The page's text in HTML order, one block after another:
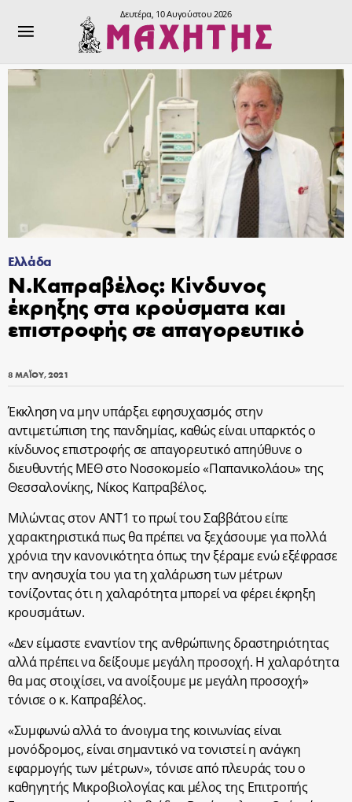
Δευτέρα, 10 Αυγούστου 2026
Ελλάδα
Ν.Καπραβέλος: Κίνδυνος
έκρηξης στα κρούσματα και
επιστροφής σε απαγορευτικό
8 ΜΑΪ́ΟΥ, 2021
Έκκληση να μην υπάρξει εφησυχασμός στην
αντιμετώπιση της πανδημίας, καθώς είναι υπαρκτός ο
κίνδυνος επιστροφής σε απαγορευτικό απηύθυνε ο
διευθυντής ΜΕΘ στο Νοσοκομείο «Παπανικολάου» της
Θεσσαλονίκης, Νίκος Καπραβέλος.
Μιλώντας στον ΑΝΤ1 το πρωί του Σαββάτου είπε
χαρακτηριστικά πως θα πρέπει να ξεχάσουμε για πολλά
χρόνια την κανονικότητα όπως την ξέραμε ενώ εξέφρασε
την ανησυχία του για τη χαλάρωση των μέτρων
τονίζοντας ότι η χαλαρότητα μπορεί να φέρει έκρηξη
κρουσμάτων.
«Δεν είμαστε εναντίον της ανθρώπινης δραστηριότητας
αλλά πρέπει να δείξουμε μεγάλη προσοχή. Η χαλαρότητα
θα μας στοιχίσει, να ανοίξουμε με μεγάλη προσοχή»
τόνισε ο κ. Καπραβέλος.
«Συμφωνώ αλλά το άνοιγμα της κοινωνίας είναι
μονόδρομος, είναι σημαντικό να τονιστεί η ανάγκη
εφαρμογής των μέτρων», τόνισε από πλευράς του ο
καθηγητής Μικροβιολογίας και μέλος της Επιτροπής